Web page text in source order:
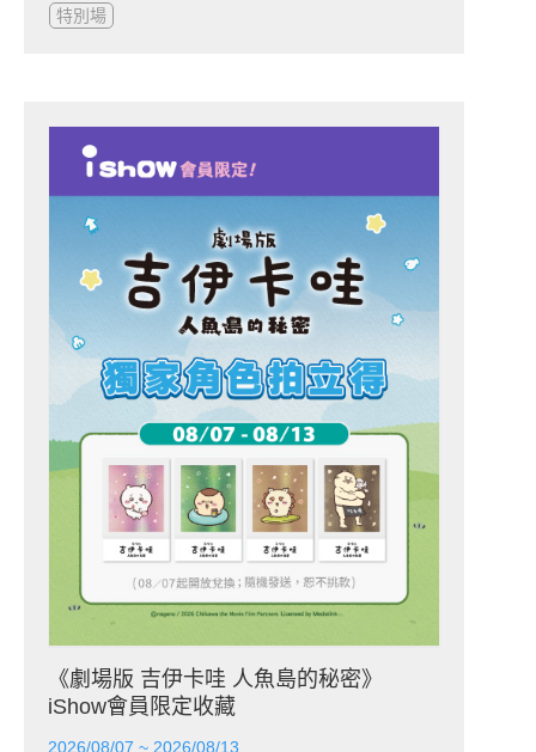
特別場
《劇場版 吉伊卡哇 人魚島的秘密》
iShow會員限定收藏
2026/08/07 ~ 2026/08/13